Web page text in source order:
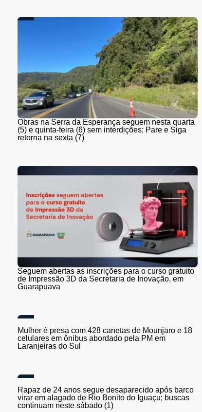
Obras na Serra da Esperança seguem nesta quarta
(5) e quinta-feira (6) sem interdições; Pare e Siga
retorna na sexta (7)
Seguem abertas as inscrições para o curso gratuito
de Impressão 3D da Secretaria de Inovação, em
Guarapuava